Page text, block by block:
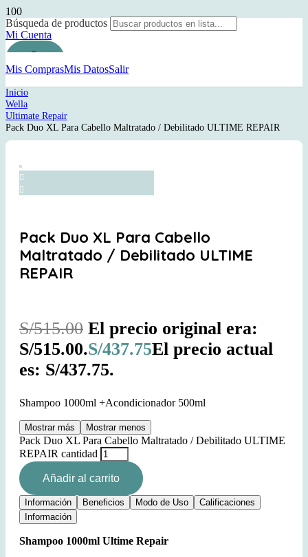
Búsqueda de productos
Mi Cuenta
Mis ComprasMis DatosSalir
Inicio
Wella
Ultimate Repair
Pack Duo XL Para Cabello Maltratado / Debilitado ULTIME REPAIR
Pack Duo XL Para Cabello
Maltratado / Debilitado ULTIME
REPAIR
S/515.00 El precio original era:
S/515.00.S/437.75El precio actual
es: S/437.75.
Shampoo 1000ml +Acondicionador 500ml
Mostrar más Mostrar menos
Pack Duo XL Para Cabello Maltratado / Debilitado ULTIME
REPAIR cantidad
Añadir al carrito
Información Beneficios Modo de Uso
Calificaciones
Información
Shampoo 1000ml Ultime Repair